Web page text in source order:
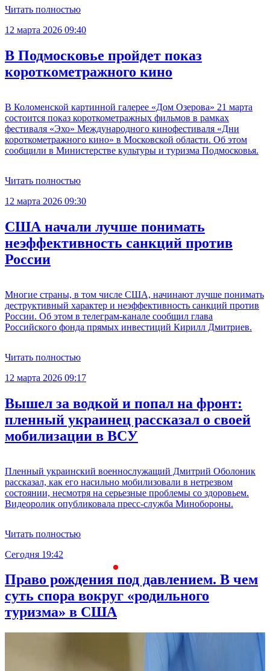
Читать полностью
12 марта 2026 09:40
В Подмосковье пройдет показ
короткометражного кино
В Коломенской картинной галерее «Дом Озерова» 21 марта
состоится показ короткометражных фильмов в рамках
фестиваля «Эхо» Международного кинофестиваля «Дни
короткометражного кино» в Московской области. Об этом
сообщили в Министерстве культуры и туризма Подмосковья.
Читать полностью
12 марта 2026 09:30
США начали лучше понимать
неэффективность санкций против
России
Многие страны, в том числе США, начинают лучше понимать
деструктивный характер и неэффективность санкций против
России. Об этом в телеграм-канале сообщил глава
Российского фонда прямых инвестиций Кирилл Дмитриев.
Читать полностью
12 марта 2026 09:17
Вышел за водкой и попал на фронт:
пленный украинец рассказал о своей
мобилизации в ВСУ
Пленный украинский военнослужащий Дмитрий Оболоник
рассказал, как его насильно мобилизовали в нетрезвом
состоянии, несмотря на серьезные проблемы со здоровьем.
Видеоролик опубликовала пресс-служба Минобороны.
Читать полностью
Сегодня 19:42
Право рождения под давлением. В чем
суть спора вокруг «родильного
туризма» в США